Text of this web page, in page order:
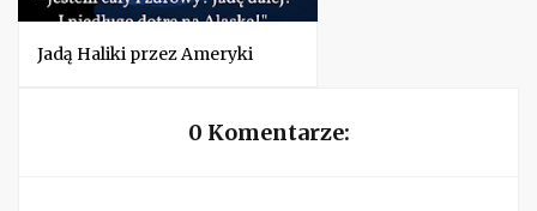
Jadą Haliki przez Ameryki
0 Komentarze: